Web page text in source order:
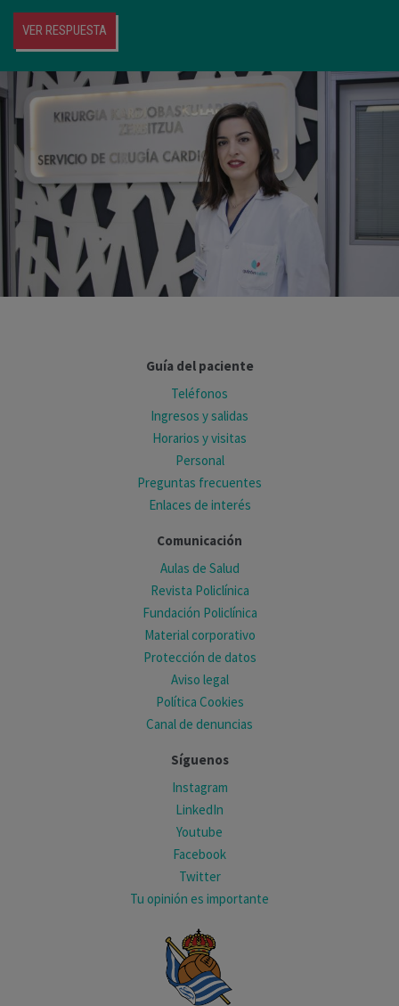
VER RESPUESTA
Guía del paciente
Teléfonos
Ingresos y salidas
Horarios y visitas
Personal
Preguntas frecuentes
Enlaces de interés
Comunicación
Aulas de Salud
Revista Policlínica
Fundación Policlínica
Material corporativo
Protección de datos
Aviso legal
Política Cookies
Canal de denuncias
Síguenos
Instagram
LinkedIn
Youtube
Facebook
Twitter
Tu opinión es importante